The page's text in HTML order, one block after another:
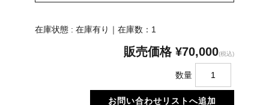
在庫状態 : 在庫有り｜在庫数：1
販売価格 ¥70,000(税込)
数量